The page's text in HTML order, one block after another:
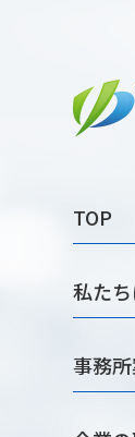
TOP
私た
事務